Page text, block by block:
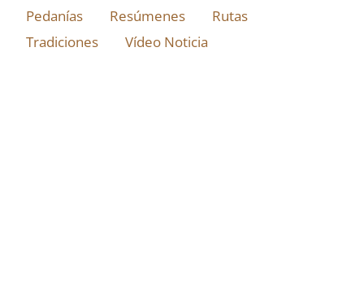
Pedanías
Resúmenes
Rutas
Tradiciones
Vídeo Noticia